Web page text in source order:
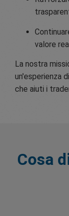
valore
La nostra
un'esperienza
che aiuti i
Cosa